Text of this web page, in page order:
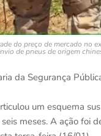
do preço de mercado no
de pneus de origem
da Segurança
um esquema
meses. A ação foi